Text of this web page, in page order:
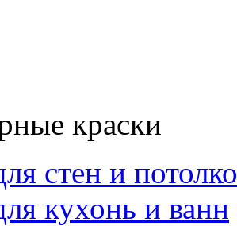
краски
стен и
кухонь и ванн